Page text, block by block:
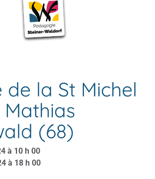
de la St Michel
Mathias
(68)
à 10 h 00
à 18 h 00